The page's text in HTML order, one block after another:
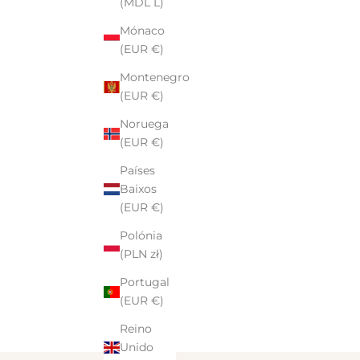
Mónaco
(EUR €)
Montenegro
(EUR €)
Noruega
(EUR €)
Países
Baixos
(EUR €)
Polónia
(PLN zł)
Portugal
(EUR €)
Reino
Unido